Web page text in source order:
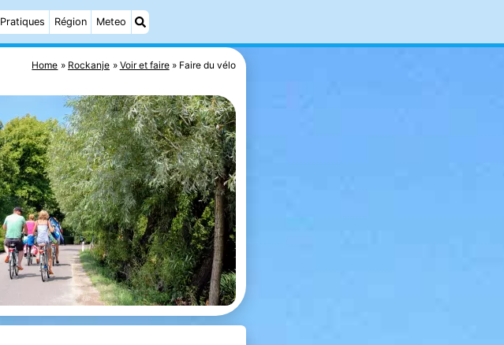
Pratiques Région Meteo
Home Rockanje Voir et faire Faire du vélo